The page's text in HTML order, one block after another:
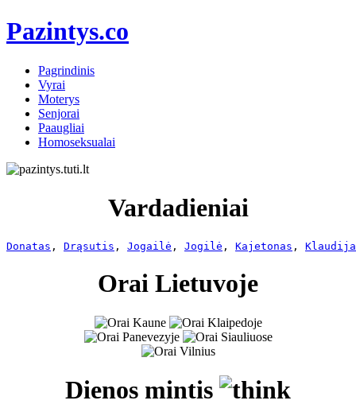
Pazintys.co
Pagrindinis
Vyrai
Moterys
Senjorai
Paaugliai
Homoseksualai
Vardadieniai
Donatas , Drąsutis , Jogailė , Jogilė , Kajetonas , Klaudija
Orai Lietuvoje
Dienos mintis